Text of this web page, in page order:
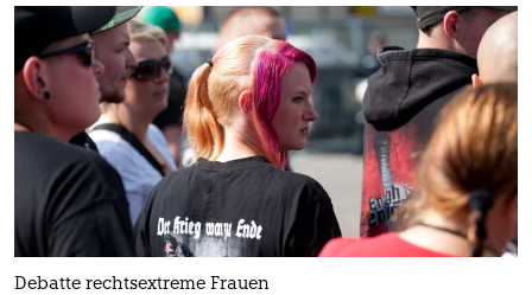
Debatte rechtsextreme Frauen